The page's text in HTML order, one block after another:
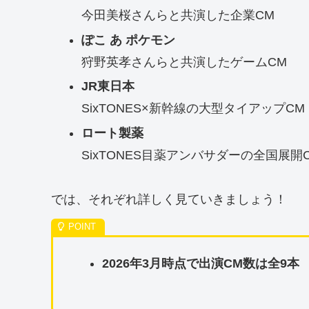
今田美桜さんらと共演した企業CM
ぽこ あ ポケモン
狩野英孝さんらと共演したゲームCM
JR東日本
SixTONES×新幹線の大型タイアップCM
ロート製薬
SixTONES目薬アンバサダーの全国展開
では、それぞれ詳しく見ていきましょう！
2026年3月時点で出演CM数は全9本